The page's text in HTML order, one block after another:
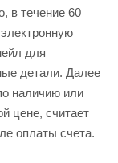
в течение 60
для
детали. Далее
наличию или
цене, считает
оплаты счета.